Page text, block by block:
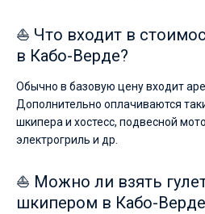
⛵ Что входит в
в Кабо-Верде?
Обычно в базовую цену входит
Дополнительно оплачиваются
шкипера и хостесс, подвесной
электрогриль и др.
⛵ Можно ли взять
шкипером в Кабо-